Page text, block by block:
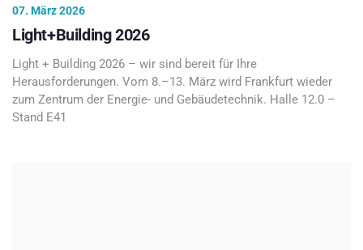
07. März 2026
Light+Building 2026
Light + Building 2026 – wir sind bereit für Ihre
Herausforderungen. Vom 8.–13. März wird Frankfurt wieder
zum Zentrum der Energie- und Gebäudetechnik. Halle 12.0 –
Stand E41